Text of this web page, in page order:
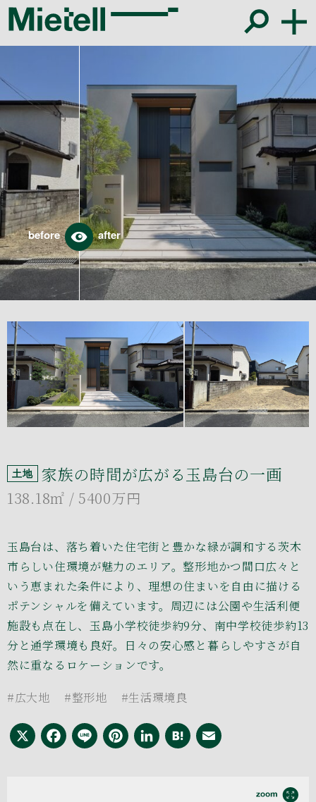
土地 家族の時間が広がる玉島台の一画
138.18㎡ / 5400万円
玉島台は、落ち着いた住宅街と豊かな緑が調和する茨木
市らしい住環境が魅力のエリア。整形地かつ間口広々と
いう恵まれた条件により、理想の住まいを自由に描ける
ポテンシャルを備えています。周辺には公園や生活利便
施設も点在し、玉島小学校徒歩約9分、南中学校徒歩約13
分と通学環境も良好。日々の安心感と暮らしやすさが自
然に重なるロケーションです。
#広大地
#整形地 #生活環境良
X Facebook
LinePinterest
LinkedIn
Hatena